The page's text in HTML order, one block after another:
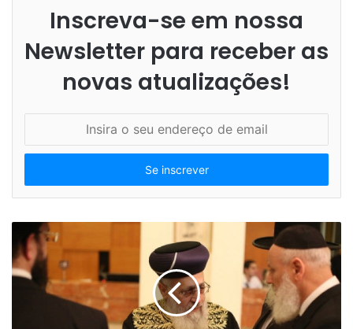
Inscreva-se em nossa
Newsletter para receber as
novas atualizações!
s
r
o
s
e
u